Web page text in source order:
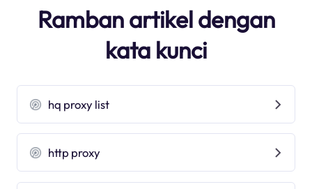
Ramban artikel dengan
kata kunci
hq proxy list
http proxy